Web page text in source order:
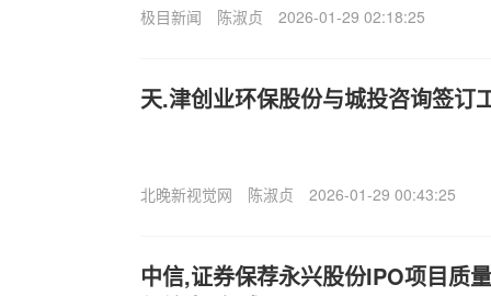
极目新闻 陈淑贞 2026-01-29 02:18:25
天.津创业环保股份与城投咨询签订
北晚新视觉网 陈淑贞 2026-01-29 00:43:25
中信,证券保荐永兴股份IPO项目质